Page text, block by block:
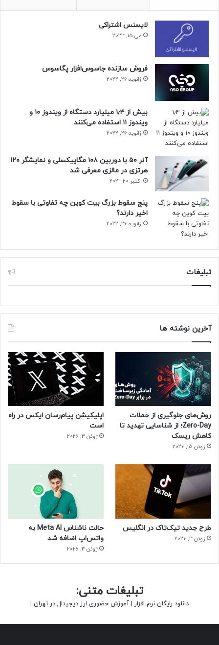
تصور است؛ افشای اسامی جدید
منبع : زومیت
لایسنس اشتراکی
می 15, 2023
فروش سازنده جاسوس‌افزار پگاسوس
ژانویه 26, 2022
بیش از ۱٫۴ میلیارد دستگاه از ویندوز ۱۰ و
ویندوز ۱۱ استفاده می‌کنند
ژانویه 26, 2022
آنر ۵۰ با دوربین ۱۰۸ مگاپیکسلی و نمایشگر ۱۲۰
هرتزی در مالزی معرفی شد
اکتبر 20, 2021
پنج سقوط بزرگ بیت کوین چه تفاوتی با سقوط
اخیر دارند؟
ژانویه 26, 2022
تبلیغات
آخرین نوشته ها
روش‌های جلوگیری از حملات
Zero-Day؛ از شناسایی تهدید تا
کاهش ریسک
ژوئن 15, 2026
اپلیکیشن پیام‌رسان ایکس در راه
است
ژوئن 3, 2026
طرح جدید تیک‌تاک در انگلیس
ژوئن 3, 2026
حالت ناشناس Meta AI به
واتس‌اپ اضافه شد
ژوئن 3, 2026
تبلیغات متنی:
دانلود رایگان نرم افزار | آموزش حضوری ارز دیجیتال در تهران |